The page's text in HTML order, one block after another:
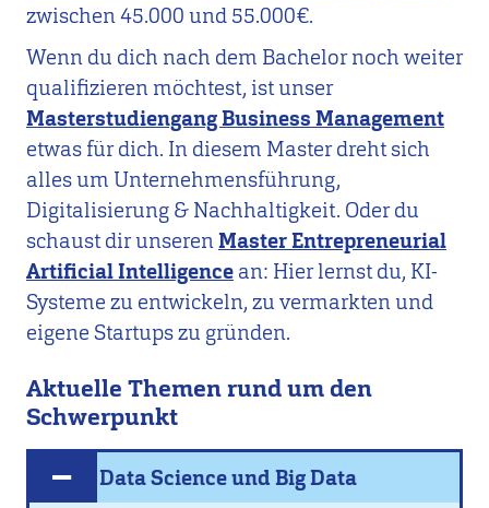
zwischen 45.000 und 55.000€.
Wenn du dich nach dem Bachelor noch weiter
qualifizieren möchtest, ist unser
Masterstudiengang Business Management
etwas für dich. In diesem Master dreht sich
alles um Unternehmensführung,
Digitalisierung & Nachhaltigkeit. Oder du
schaust dir unserenMaster Entrepreneurial
Artificial Intelligence an: Hier lernst du, KI-
Systeme zu entwickeln, zu vermarkten und
eigene Startups zu gründen.
Aktuelle Themen rund um den
Schwerpunkt
Data Science und Big Data